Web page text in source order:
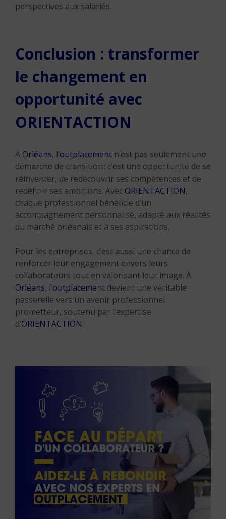
perspectives aux salariés.
Conclusion : transformer
le changement en
opportunité avec
ORIENTACTION
À Orléans, l’outplacement n’est pas seulement une
démarche de transition : c’est une opportunité de se
réinventer, de redécouvrir ses compétences et de
redéfinir ses ambitions. Avec ORIENTACTION,
chaque professionnel bénéficie d’un
accompagnement personnalisé, adapté aux réalités
du marché orléanais et à ses aspirations.
Pour les entreprises, c’est aussi une chance de
renforcer leur engagement envers leurs
collaborateurs tout en valorisant leur image. À
Orléans, l’outplacement devient une véritable
passerelle vers un avenir professionnel
prometteur, soutenu par l’expertise
d’ORIENTACTION.